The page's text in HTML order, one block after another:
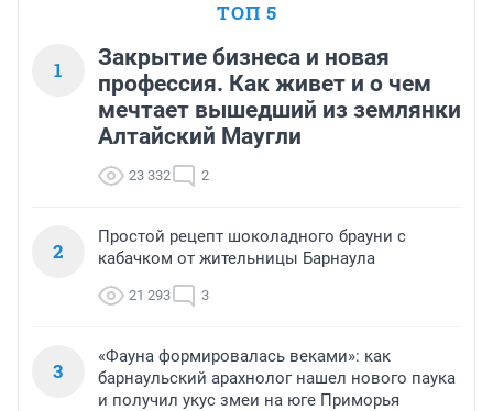
ТОП 5
1
Закрытие бизнеса и новая
профессия. Как живет и о чем
мечтает вышедший из землянки
Алтайский Маугли
23 332 2
2
Простой рецепт шоколадного брауни с
кабачком от жительницы Барнаула
21 293 3
3
«Фауна формировалась веками»: как
барнаульский арахнолог нашел нового паука
и получил укус змеи на юге Приморья